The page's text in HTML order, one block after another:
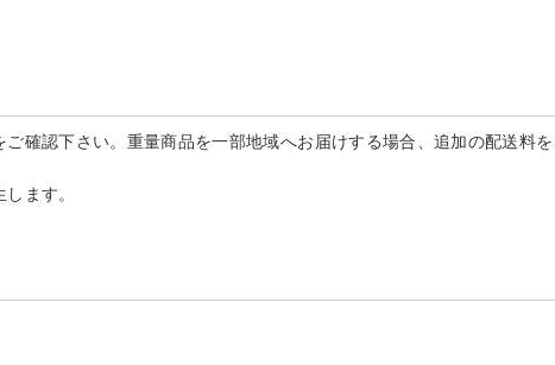
確認下さい。重量商品を一部地域へお届けする場合、追加の配送料
ます。